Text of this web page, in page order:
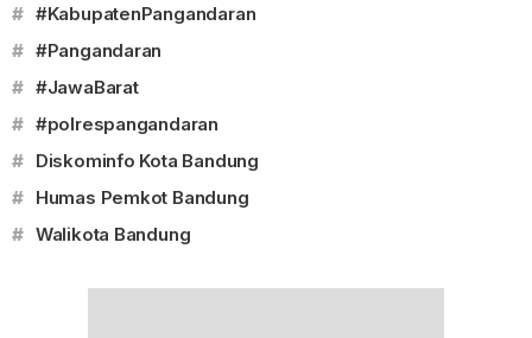
# #KabupatenPangandaran
# #Pangandaran
# #JawaBarat
# #polrespangandaran
# Diskominfo Kota Bandung
# Humas Pemkot Bandung
# Walikota Bandung